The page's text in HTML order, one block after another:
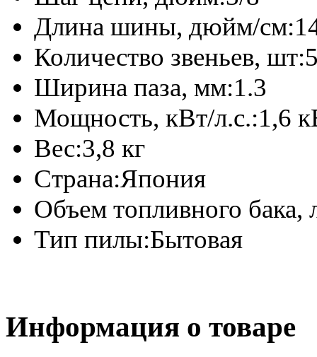
Длина шины, дюйм/см:
Количество звеньев, шт:
Ширина паза, мм:1.3
Мощность, кВт/л.с.:1,6
Вес:3,8 кг
Страна:Япония
Объем топливного бака,
Тип пилы:Бытовая
Информация о товаре